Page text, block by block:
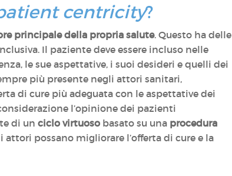
centricity?
principale della propria salute. Questo ha delle
Il paziente deve essere incluso nelle
le sue aspettative, i suoi desideri e quelli dei
più presente negli attori sanitari,
di cure più adeguata con le aspettative dei
l’opinione dei pazienti
di un ciclo virtuoso basato su una procedura
possano migliorare l’offerta di cure e la